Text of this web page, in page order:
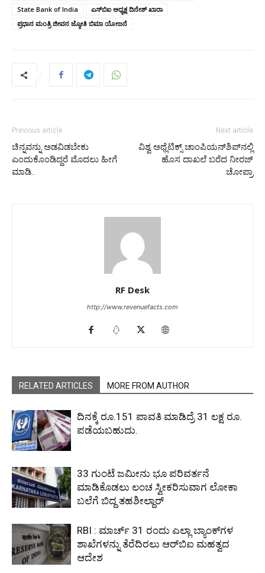
State Bank of India
ಎಸ್‌ಬಿಐ ಅಧ್ಯಕ್ಷ ದಿನೇಶ್ ಖಾರಾ
ಪ್ರಧಾನ ಮಂತ್ರಿ ಜೀವನ ಜ್ಯೋತಿ ಬಿಮಾ ಯೋಜನೆ
Previous article
ಚಿನ್ನವನ್ನು ಅಡವಿಡಬೇಕು
ಎಂದುಕೊಂಡಿದ್ದರೆ ಮೊದಲು ಹೀಗೆ
ಮಾಡಿ..
Next article
ವಿಶ್ವ ಅಥ್ಲೆಟಿಕ್ಸ್ ಚಾಂಪಿಯನ್‌ಶಿಪ್‌ನಲ್ಲಿ
ಹೊಸ ದಾಖಲೆ ಬರೆದ ನೀರಜ್
ಚೋಪ್ರಾ
RF Desk
http://www.revenuefacts.com
RELATED ARTICLES MORE FROM AUTHOR
ದಿನಕ್ಕೆ ರೂ.151 ಪಾವತಿ ಮಾಡಿದ್ರೆ 31 ಲಕ್ಷ ರೂ.
ಪಡೆಯಬಹುದು.
33 ಗುಂಟೆ ಜಮೀನು ಭೂ ಪರಿವರ್ತನೆ
ಮಾಡಿಕೊಡಲು ಲಂಚ ಸ್ವೀಕರಿಸುವಾಗ ಲೋಕಾ
ಬಲೆಗೆ ಬಿದ್ದ ತಹಶೀಲ್ದಾರ್
RBI : ಮಾರ್ಚ್ 31 ರಂದು ಎಲ್ಲಾ ಬ್ಯಾಂಕ್‌ಗಳ
ಶಾಖೆಗಳನ್ನು ತೆರೆದಿರಲು ಆರ್‌ಬಿಐ ಮಹತ್ವದ
ಆದೇಶ